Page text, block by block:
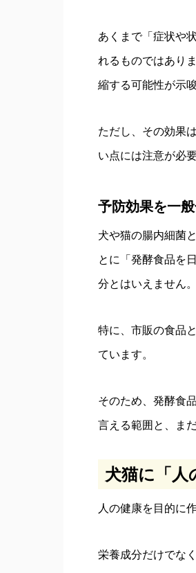
あくまで「症状や
れるものではあり
縮する可能性が示
ただし、その効果
い点には注意が必要
予防効果を一
犬や猫の腸内細菌
とに「発酵食品を
分とはいえません。
特に、市販の食品
ています。
そのため、発酵食
言える範囲と、ま
犬猫に「人
人の健康を目的に
栄養成分だけでな